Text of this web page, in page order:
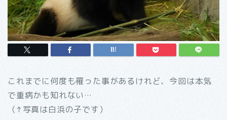
これまでに何度も罹った事があるけれど、今回は本気
で重病かも知れない…
（↑写真は白浜の子です）